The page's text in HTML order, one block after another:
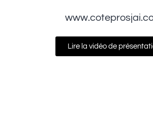
Lire la vidéo de